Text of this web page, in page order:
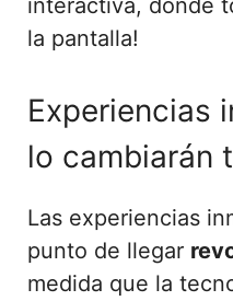
la pantalla!
Experiencias
lo cambiarán
Las experiencias
punto de llegar
medida que la